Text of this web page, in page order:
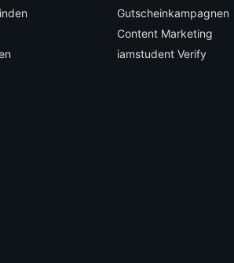
Gutscheinkampagnen
Content Marketing
iamstudent Verify